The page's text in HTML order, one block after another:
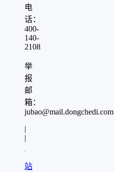
电
话：
400-
140-
2108
举
报
邮
箱：
jubao@mail.dongchedi.com
|
|
站